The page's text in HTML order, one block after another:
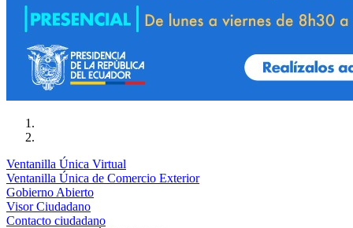
Ventanilla Única Virtual
Ventanilla Única de Comercio Exterior
Gobierno Abierto
Visor Ciudadano
Contacto ciudadano